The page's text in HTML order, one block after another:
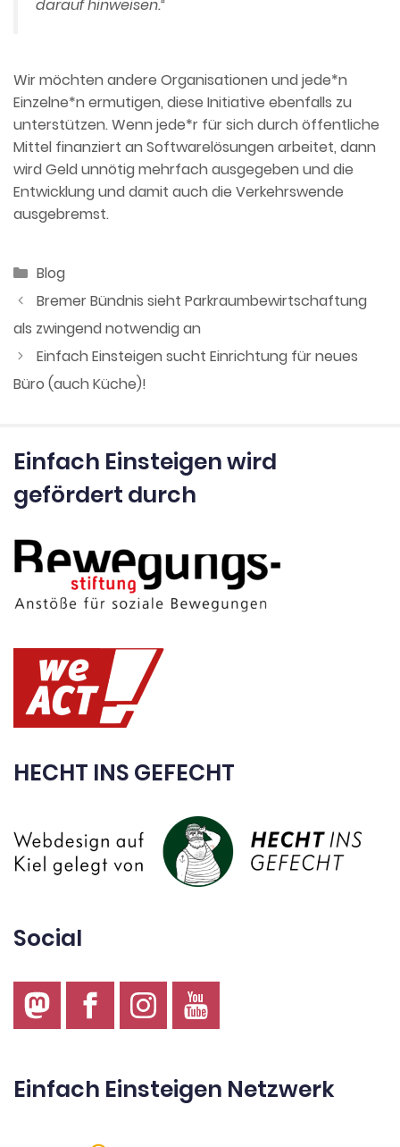
darauf hinweisen.“
Wir möchten andere Organisationen und jede*n
Einzelne*n ermutigen, diese Initiative ebenfalls zu
unterstützen. Wenn jede*r für sich durch öffentliche
Mittel finanziert an Softwarelösungen arbeitet, dann
wird Geld unnötig mehrfach ausgegeben und die
Entwicklung und damit auch die Verkehrswende
ausgebremst.
Kategorien
Blog
Bremer Bündnis sieht Parkraumbewirtschaftung
als zwingend notwendig an
Einfach Einsteigen sucht Einrichtung für neues
Büro (auch Küche)!
Einfach Einsteigen wird
gefördert durch
HECHT INS GEFECHT
Social
Einfach Einsteigen Netzwerk